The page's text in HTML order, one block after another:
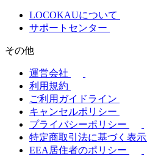
LOCOKAUについて
サポートセンター
その他
運営会社
利用規約
ご利用ガイドライン
キャンセルポリシー
プライバシーポリシー
特定商取引法に基づく表示
EEA居住者のポリシー